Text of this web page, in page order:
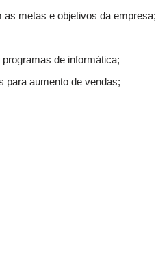
metas e objetivos da empresa;
de informática;
para aumento de vendas;